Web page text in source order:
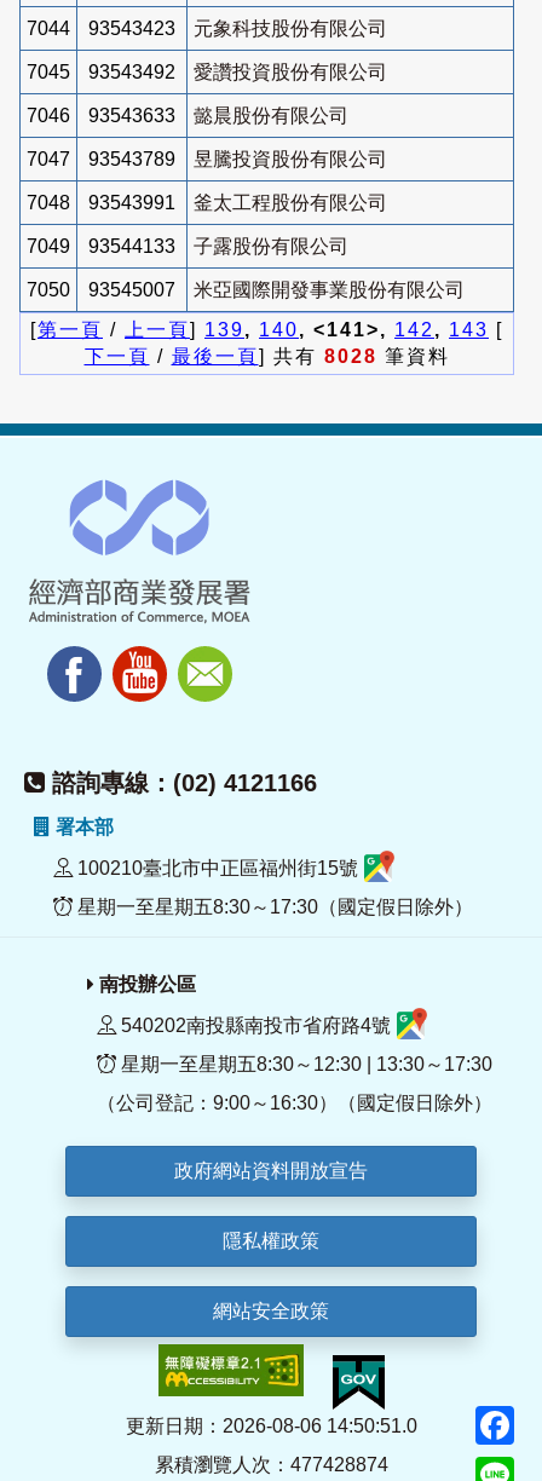
7044 93543423 元象科技股份有限公司
7045 93543492 愛讚投資股份有限公司
7046 93543633 懿晨股份有限公司
7047 93543789 昱騰投資股份有限公司
7048 93543991 釜太工程股份有限公司
7049 93544133 子露股份有限公司
7050 93545007
米亞國際開發事業股份有限公司
[第一頁 / 上一頁] 139, 140, <141>, 142 , 143 [
下一頁 / 最後一頁] 共有 8028 筆資料
諮詢專線：(02) 4121166
署本部
100210臺北市中正區福州街15號
星期一至星期五8:30～17:30（國定假日除外）
南投辦公區
540202南投縣南投市省府路4號
星期一至星期五8:30～12:30 | 13:30～17:30
（公司登記：9:00～16:30）（國定假日除外）
政府網站資料開放宣告
隱私權政策
網站安全政策
更新日期：2026-08-06 14:50:51.0
累積瀏覽人次：477428874